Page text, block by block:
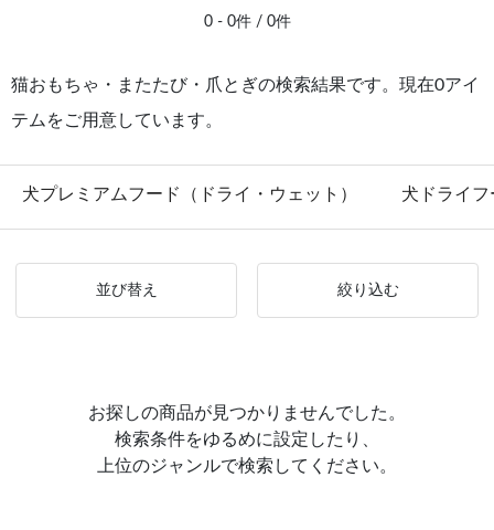
0 - 0件 / 0件
猫おもちゃ・またたび・爪とぎの検索結果です。現在0アイ
テムをご用意しています。
犬プレミアムフード（ドライ・ウェット） 犬ドライフ
並び替え 絞り込む
お探しの商品が見つかりませんでした。
検索条件をゆるめに設定したり、
上位のジャンルで検索してください。